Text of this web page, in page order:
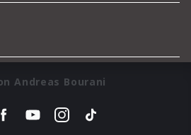
Andreas Bourani